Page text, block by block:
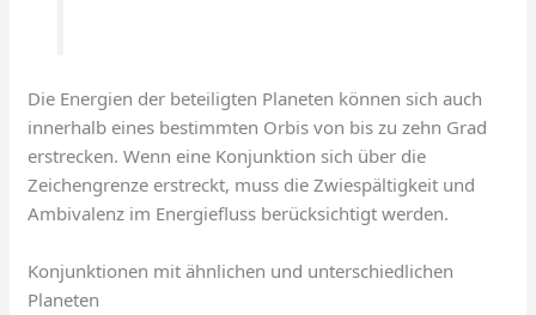
Die Energien der beteiligten Planeten können sich auch
innerhalb eines bestimmten Orbis von bis zu zehn Grad
erstrecken. Wenn eine Konjunktion sich über die
Zeichengrenze erstreckt, muss die Zwiespältigkeit und
Ambivalenz im Energiefluss berücksichtigt werden.
Konjunktionen mit ähnlichen und unterschiedlichen
Planeten